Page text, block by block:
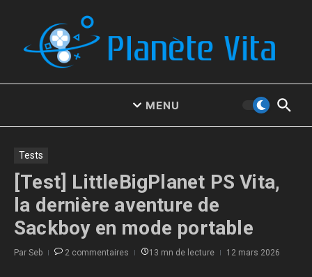
MENU
Tests
[Test] LittleBigPlanet PS Vita,
la dernière aventure de
Sackboy en mode portable
Par Seb 2 commentaires 13 mn de lecture 12 mars 2026